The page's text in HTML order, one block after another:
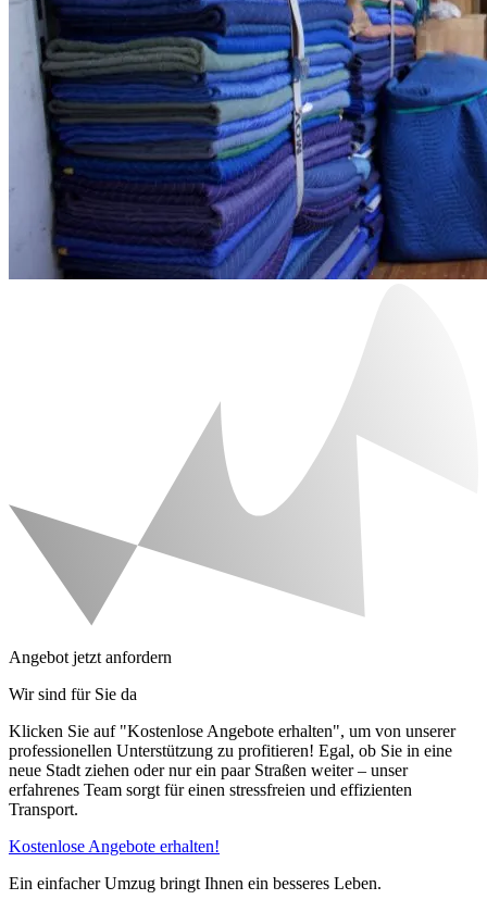
Angebot jetzt anfordern
Wir sind für Sie da
Klicken Sie auf "Kostenlose Angebote erhalten", um von unserer
professionellen Unterstützung zu profitieren! Egal, ob Sie in eine
neue Stadt ziehen oder nur ein paar Straßen weiter – unser
erfahrenes Team sorgt für einen stressfreien und effizienten
Transport.
Kostenlose Angebote erhalten!
Ein einfacher Umzug bringt Ihnen ein besseres Leben.